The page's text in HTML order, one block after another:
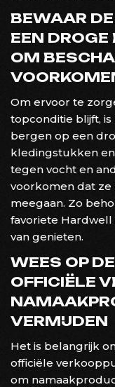
BEWAAR
EEN
OM
Om ervoor te
topconditie blijft,
bergen op een
kledingstukken
tegen vocht en
voorkomen dat ze
meegaan. Zo
favoriete Hardwell
van genieten.
WEES OP
OFFICIËLE
VERMIJDEN
Het is belangrijk
officiële
om